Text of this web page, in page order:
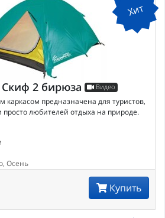
Хит
Скиф 2 бирюза Видео
предназначена для туристов,
просто любителей отдыха на природе.
Осень
Купить